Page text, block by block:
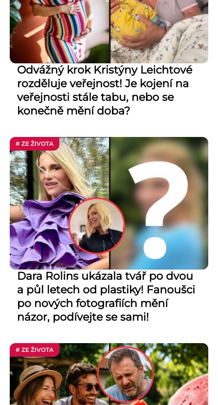
Odvážný krok Kristýny Leichtové
rozděluje veřejnost! Je kojení na
veřejnosti stále tabu, nebo se
konečně mění doba?
# ZE ŽIVOTA
Dara Rolins ukázala tvář po dvou
a půl letech od plastiky! Fanoušci
po nových fotografiích mění
názor, podívejte se sami!
# ZE ŽIVOTA